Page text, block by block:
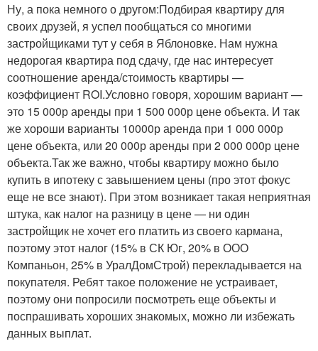
Ну, а пока немного о другом:Подбирая квартиру для
своих друзей, я успел пообщаться со многими
застройщиками тут у себя в Яблоновке. Нам нужна
недорогая квартира под сдачу, где нас интересует
соотношение аренда/стоимость квартиры —
коэффициент ROI.Условно говоря, хорошим вариант —
это 15 000р аренды при 1 500 000р цене объекта. И так
же хороши варианты 10000р аренда при 1 000 000р
цене объекта, или 20 000р аренды при 2 000 000р цене
объекта.Так же важно, чтобы квартиру можно было
купить в ипотеку с завышением цены (про этот фокус
еще не все знают). При этом возникает такая неприятная
штука, как налог на разницу в цене — ни один
застройщик не хочет его платить из своего кармана,
поэтому этот налог (15% в СК Юг, 20% в ООО
Компаньон, 25% в УралДомСтрой) перекладывается на
покупателя. Ребят такое положение не устраивает,
поэтому они попросили посмотреть еще объекты и
поспрашивать хороших знакомых, можно ли избежать
данных выплат.